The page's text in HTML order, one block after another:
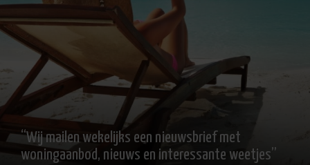
“Wij mailen wekelijks een nieuwsbrief met
woningaanbod, nieuws en interessante weetjes”